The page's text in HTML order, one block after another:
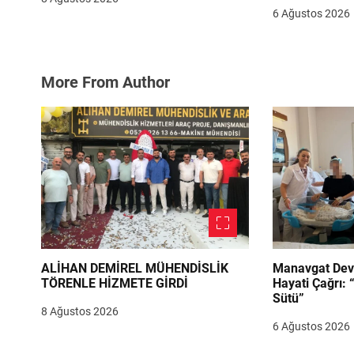
6 Ağustos 2026
More From Author
ALİHAN DEMİREL MÜHENDİSLİK
TÖRENLE HİZMETE GİRDİ
8 Ağustos 2026
Manavgat
Hayati Çağrı:
Sütü”
6 Ağustos 2026